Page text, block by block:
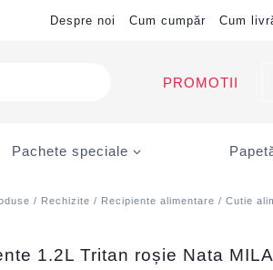
Despre noi Cum cumpăr Cum
PROMOTII
Pachete speciale
/ Rechizite / Recipiente alimentare / Cutie
1.2L Tritan roșie Nata